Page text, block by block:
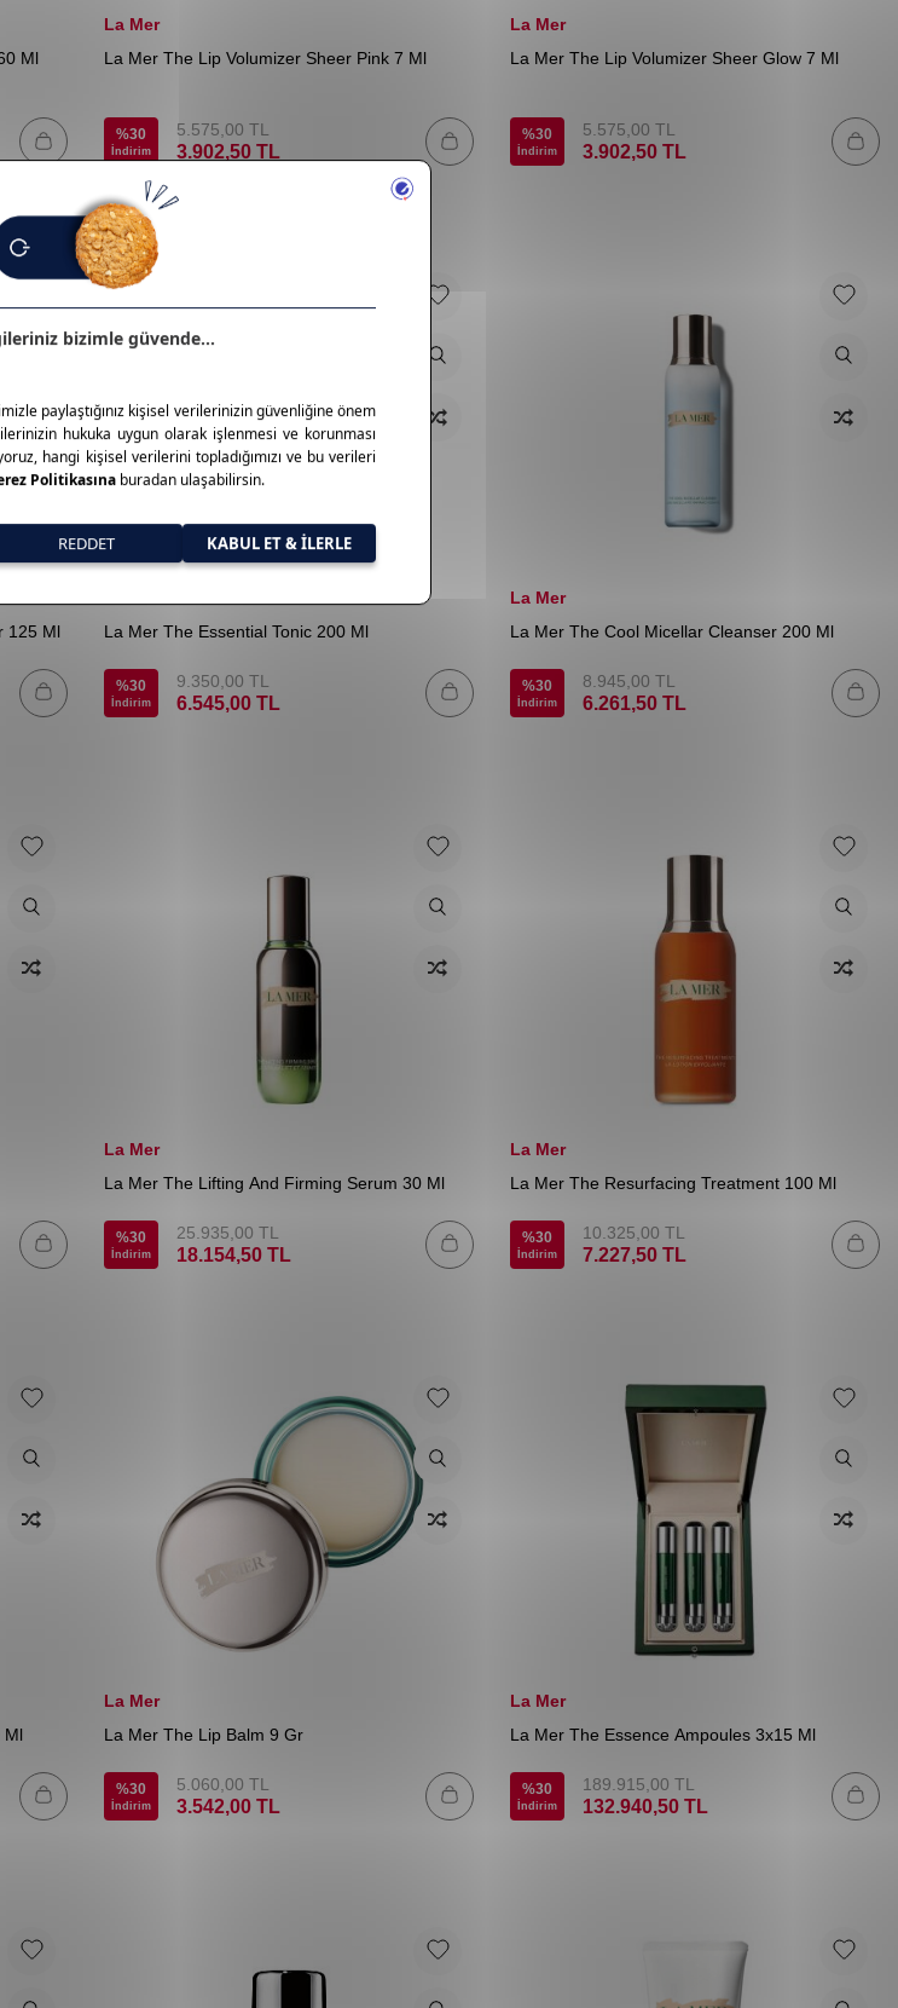
Ml
La Mer
La Mer The Lip Volumizer Sheer Pink 7 Ml
%30
İndirim
5.575,00 TL
3.902,50 TL
La Mer
La Mer The Lip Volumizer Sheer Glow 7 Ml
%30
İndirim
5.575,00 TL
3.902,50 TL
125 Ml
La Mer The Essential Tonic 200 Ml
%30
İndirim
9.350,00 TL
6.545,00 TL
La Mer
La Mer The Cool Micellar Cleanser 200 Ml
%30
İndirim
8.945,00 TL
6.261,50 TL
La Mer
La Mer The Lifting And Firming Serum 30 Ml
%30
İndirim
25.935,00 TL
18.154,50 TL
La Mer
La Mer The Resurfacing Treatment 100 Ml
%30
İndirim
10.325,00 TL
7.227,50 TL
Ml
La Mer
La Mer The Lip Balm 9 Gr
%30
İndirim
5.060,00 TL
3.542,00 TL
La Mer
La Mer The Essence Ampoules 3x15 Ml
%30
İndirim
189.915,00 TL
132.940,50 TL